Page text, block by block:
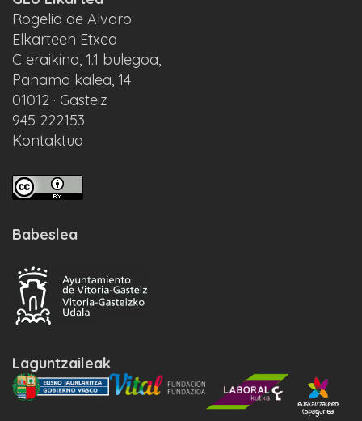
Rogelia de Alvaro
Elkarteen Etxea
C eraikina, 1.1 bulegoa,
Panama kalea, 14
01012 · Gasteiz
945 222153
Kontaktua
Babeslea
Laguntzaileak